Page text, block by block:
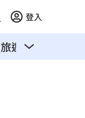
登入
旅遊 汽車